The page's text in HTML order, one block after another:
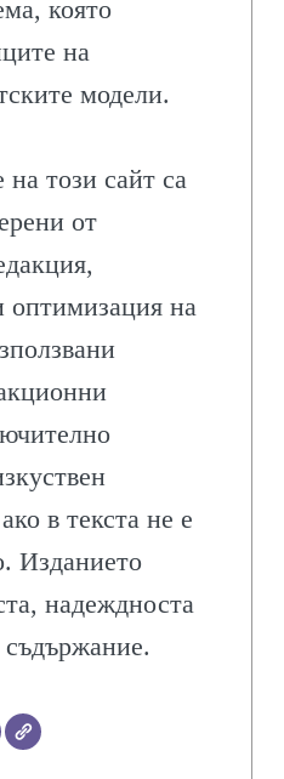
която
на
модели.
този сайт са
от
оптимизация на
в текста не е
Изданието
надеждноста